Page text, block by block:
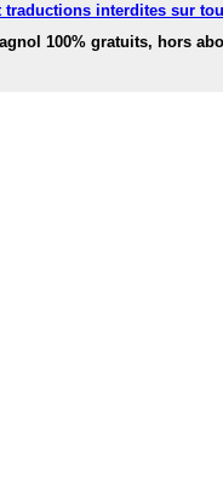
traductions interdites sur
100% gratuits, hors